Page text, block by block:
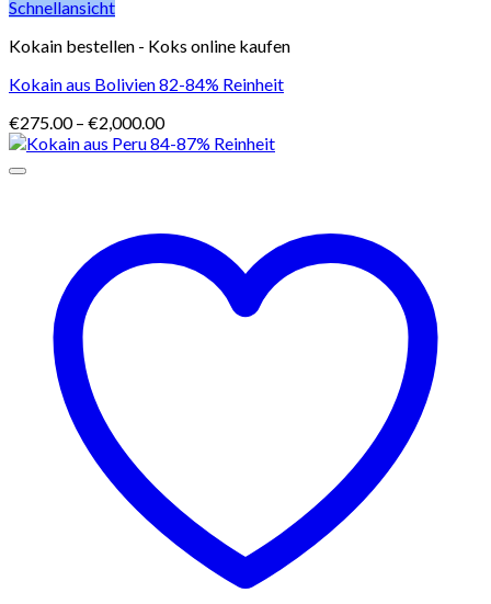
Schnellansicht
Kokain bestellen - Koks online kaufen
Kokain aus Bolivien 82-84% Reinheit
€275.00 – €2,000.00Preisspanne:
€275.00